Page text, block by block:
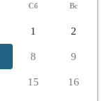
Сб Вс
1 2
8 9
15 16